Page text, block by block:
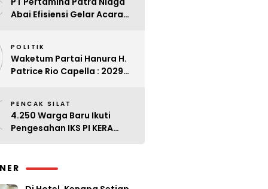
Abai Efisiensi Gelar Acara
POLITIK
Waketum Partai Hanura H.
Patrice Rio Capella : 2029
PENCAK SILAT
4.250 Warga Baru Ikuti
Pengesahan IKS PI KERA